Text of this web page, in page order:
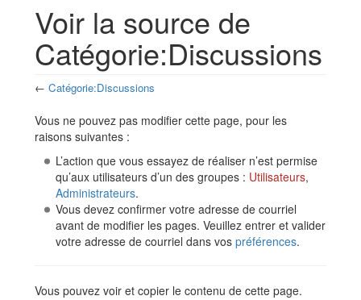
Voir la source de
Catégorie:Discussions
← Catégorie:Discussions
Vous ne pouvez pas modifier cette page, pour les
raisons suivantes :
L’action que vous essayez de réaliser n’est permise
qu’aux utilisateurs d’un des groupes : Utilisateurs,
Administrateurs.
Vous devez confirmer votre adresse de courriel
avant de modifier les pages. Veuillez entrer et valider
votre adresse de courriel dans vos préférences.
Vous pouvez voir et copier le contenu de cette page.